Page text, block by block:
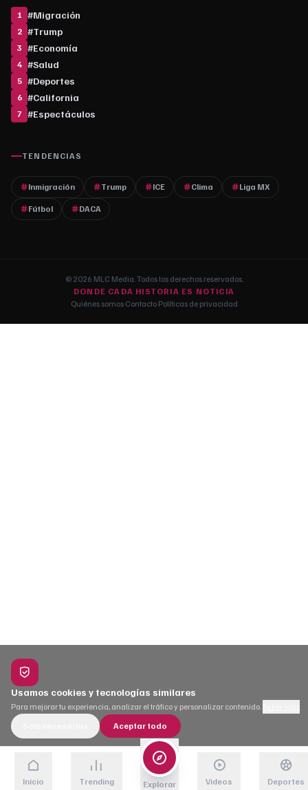
1 #Migración
2 #Trump
3 #Economía
4 #Salud
5 #Deportes
6 #California
7 #Espectáculos
TENDENCIAS
Inmigración Trump ICE Clima Liga MX
Fútbol DACA
© 2026 MLC Media. Todos los derechos reservados.
DONDE CADA HISTORIA ES NOTICIA
Quiénes somos·Contacto·Políticas de privacidad
Usamos cookies y tecnologías similares
Para mejorar tu experiencia, analizar el tráfico y personalizar contenido.
Aceptar todo
Inicio Trending Explorar Videos Deportes